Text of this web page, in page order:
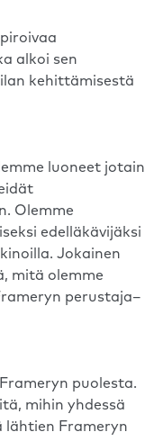
alkoi sen
kehittämisestä
luoneet jotain
Olemme
edelläkävijäksi
Jokainen
mitä olemme
perustaja–
puolesta.
mihin yhdessä
lähtien Frameryn